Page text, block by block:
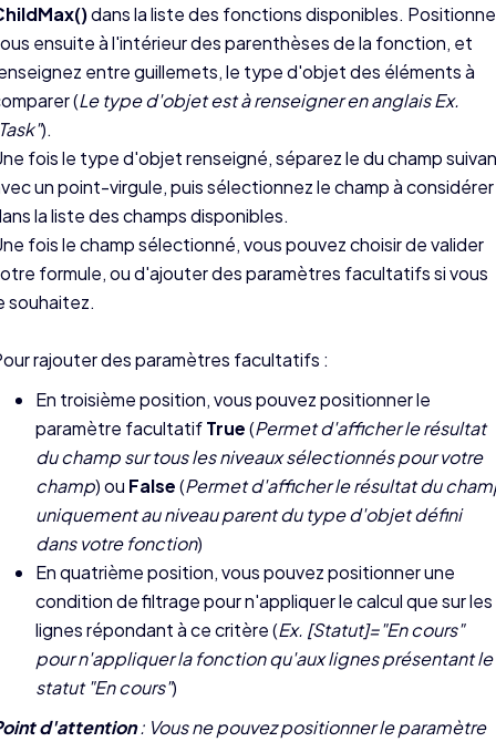
dans la liste des fonctions disponibles.
ensuite à l'intérieur des parenthèses de la fonction, et
entre guillemets, le type d'objet des éléments à
(Le type d'objet est à renseigner en anglais Ex.
).
fois le type d'objet renseigné, séparez le du champ
un point-virgule, puis sélectionnez le champ à considérer
la liste des champs disponibles.
fois le champ sélectionné, vous pouvez choisir de valider
formule, ou d'ajouter des paramètres facultatifs si vous
souhaitez.
rajouter des paramètres facultatifs :
En troisième position, vous pouvez positionner le
paramètre facultatifTrue(Permet d'afficher le résultat
du champ sur tous les niveaux sélectionnés pour votre
champ) ou False(Permet d'afficher le résultat du
uniquement au niveau parent du type d'objet défini
dans votre fonction)
En quatrième position, vous pouvez positionner une
condition de filtrage pour n'appliquer le calcul que sur les
lignes répondant à ce critère (Ex. [Statut]="En cours"
pour n'appliquer la fonction qu'aux lignes présentant le
statut "En cours")
d'attention: Vous ne pouvez positionner le paramètre